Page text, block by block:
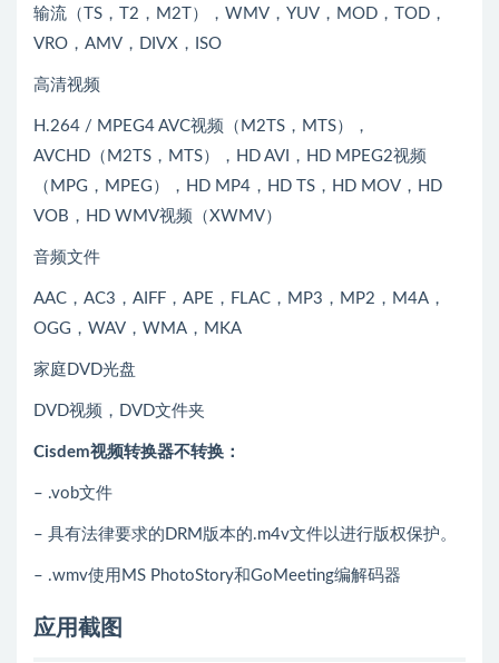
输流（TS，T2，M2T），WMV，YUV，MOD，TOD，
VRO，AMV，DIVX，ISO
高清视频
H.264 / MPEG4 AVC视频（M2TS，MTS），
AVCHD（M2TS，MTS），HD AVI，HD MPEG2视频
（MPG，MPEG），HD MP4，HD TS，HD MOV，HD
VOB，HD WMV视频（XWMV）
音频文件
AAC，AC3，AIFF，APE，FLAC，MP3，MP2，M4A，
OGG，WAV，WMA，MKA
家庭DVD光盘
DVD视频，DVD文件夹
Cisdem视频转换器不转换：
– .vob文件
– 具有法律要求的DRM版本的.m4v文件以进行版权保护。
– .wmv使用MS PhotoStory和GoMeeting编解码器
应用截图